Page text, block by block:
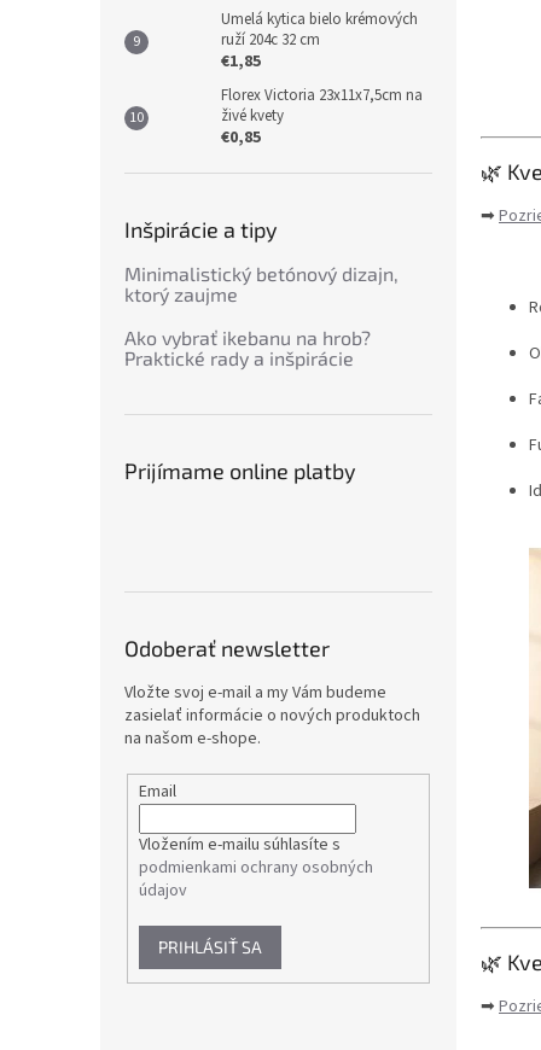
Umelá kytica bielo krémových
ruží 204c 32 cm
€1,85
Florex Victoria 23x11x7,5cm na
živé kvety
€0,85
Inšpirácie a tipy
Minimalistický betónový dizajn,
ktorý zaujme
Ako vybrať ikebanu na hrob?
Praktické rady a inšpirácie
Prijímame online platby
Odoberať newsletter
Vložte svoj e-mail a my Vám budeme
zasielať informácie o nových produktoch
na našom e-shope.
Email
Vložením e-mailu súhlasíte s
podmienkami ochrany osobných
údajov
PRIHLÁSIŤ SA
🌿
➡
🌿
➡